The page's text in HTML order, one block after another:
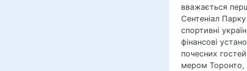
вважається
Сентеніал Парку
спортивні
фінансові
почесних
мером Торонто,